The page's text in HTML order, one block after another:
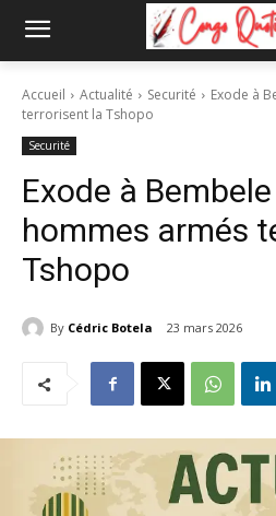
Accueil Actualité Securité
Exode à
terrorisent la Tshopo
Securité
Exode à
hommes armés
Tshopo
By Cédric Botela 23 mars 2026